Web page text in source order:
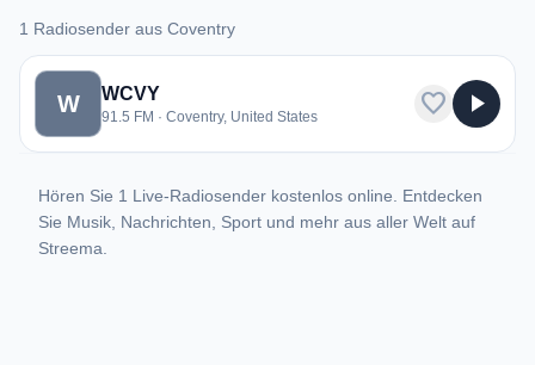
1 Radiosender aus Coventry
1 Radiosender aus Coventry
W WCVY
91.5 FM · Coventry, United States favorite play_arrow
Hören Sie 1 Live-Radiosender kostenlos online. Entdecken
Sie Musik, Nachrichten, Sport und mehr aus aller Welt auf
Streema.